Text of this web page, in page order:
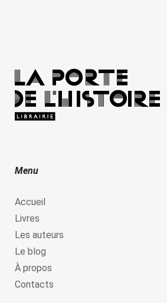
Menu
Accueil
Livres
Les auteurs
Le blog
À propos
Contacts